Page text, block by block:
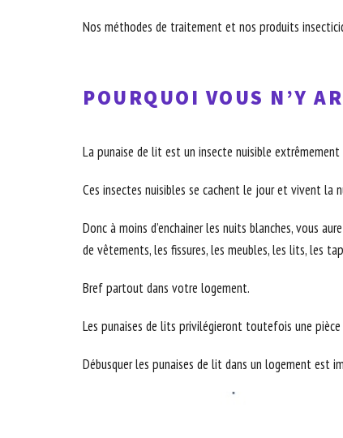
Nos méthodes de traitement et nos produits
POURQUOI VOUS N’Y
La punaise de lit est un insecte nuisible
Ces insectes nuisibles se cachent le jour et vivent la
Donc à moins d’enchainer les nuits blanches, vous
de vêtements, les fissures, les meubles, les lits, les
Bref partout dans votre logement.
Les punaises de lits privilégieront toutefois une
Débusquer les punaises de lit dans un logement est